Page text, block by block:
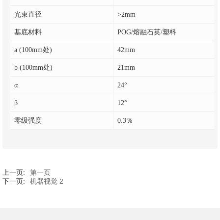
光束直径 >2mm
基底材料 POG/熔融石英/塑料
a (100mm处) 42mm
b (100mm处) 21mm
α 24°
β 12°
零级强度 0.3％
上一页:
第一页
下一页:
机器视觉 2